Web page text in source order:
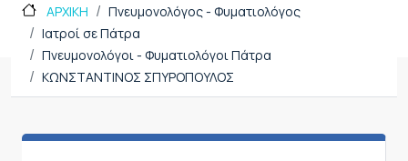
ΑΡΧΙΚΗ
Πνευμονολόγος - Φυματιολόγος
Ιατροί σε Πάτρα
Πνευμονολόγοι - Φυματιολόγοι Πάτρα
ΚΩΝΣΤΑΝΤΙΝΟΣ ΣΠΥΡΟΠΟΥΛΟΣ